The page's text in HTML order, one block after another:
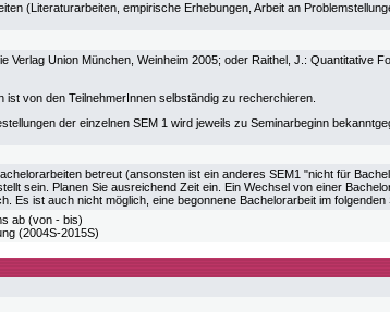
(Literaturarbeiten, empirische Erhebungen, Arbeit an
Verlag Union München, Weinheim 2005; oder Raithel, J.: Quantitative
von den TeilnehmerInnen selbständig zu recherchieren.
der einzelnen SEM 1 wird jeweils zu Seminarbeginn
betreut (ansonsten ist ein anderes SEM1 "nicht für
sein. Planen Sie ausreichend Zeit ein. Ein Wechsel von einer
Es ist auch nicht möglich, eine begonnene Bachelorarbeit im folgenden
ab (von - bis)
(2004S-2015S)